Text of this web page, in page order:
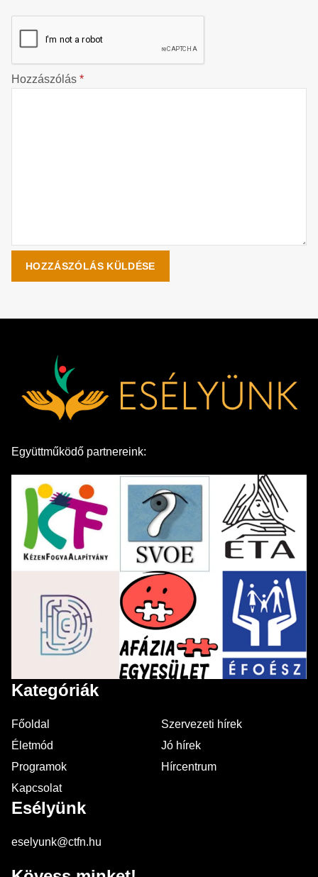
Hozzászólás *
Együttműködő partnereink:
Kategóriák
Főoldal
Szervezeti hírek
Életmód
Jó hírek
Programok
Hírcentrum
Kapcsolat
Esélyünk
eselyunk@ctfn.hu